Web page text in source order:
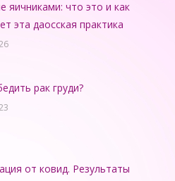
яичниками: что это и как
эта даосская практика
рак груди?
от ковид. Результаты